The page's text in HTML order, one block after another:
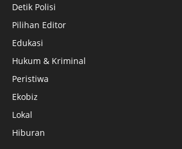
Detik Polisi
Pilihan Editor
Edukasi
Hukum & Kriminal
Peristiwa
Ekobiz
Lokal
Hiburan